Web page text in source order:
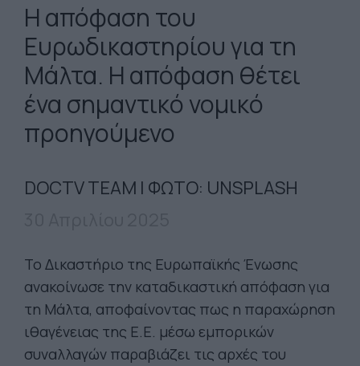
Η απόφαση του
Ευρωδικαστηρίου για τη
Μάλτα. Η απόφαση θέτει
ένα σημαντικό νομικό
προηγούμενο
DOCTV TEAM | ΦΩΤΟ: UNSPLASH
Το Δικαστήριο της Ευρωπαϊκής Ένωσης
ανακοίνωσε την καταδικαστική απόφαση για
τη Μάλτα, αποφαίνοντας πως η παραχώρηση
ιθαγένειας της Ε.Ε. μέσω εμπορικών
συναλλαγών παραβιάζει τις αρχές του